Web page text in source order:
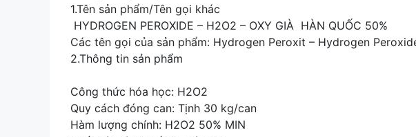
1.Tên sản phẩm/Tên gọi khác
HYDROGEN PEROXIDE – H2O2 – OXY GIÀ HÀN QUỐC 50%
Các tên gọi của sản phẩm: Hydrogen Peroxit – Hydrogen
2.Thông tin sản phẩm
Công thức hóa học: H2O2
Quy cách đóng can: Tịnh 30 kg/can
Hàm lượng chính: H2O2 50% MIN